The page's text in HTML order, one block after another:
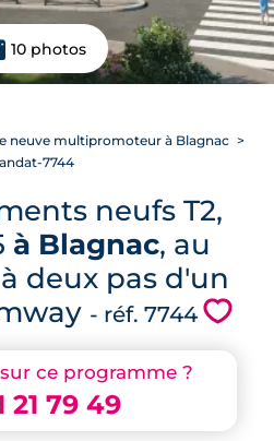
10 photos
ce programme ?
21 79 49
neuve multipromoteur à Blagnac
7744
neufs T2,
à Blagnac, au
deux pas d'un
- réf. 7744 💗